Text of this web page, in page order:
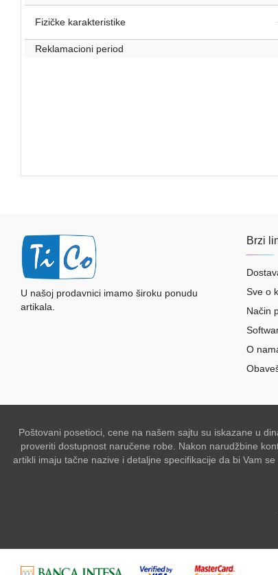
Fizičke karakteristike
Reklamacioni period
U našoj prodavnici imamo široku ponudu
artikala.
Brzi
Sve o
Način
O
Poštovani posetioci, cene na našem sajtu su iskazane u
proveriti dostupnost naručene robe. Nakon narudžbine
artikli imaju tačne nazive i detaljne specifikacije da bi Vam